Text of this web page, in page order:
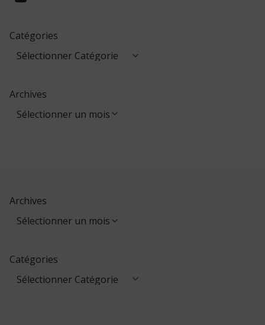
Catégories
Archives
Archives
Catégories